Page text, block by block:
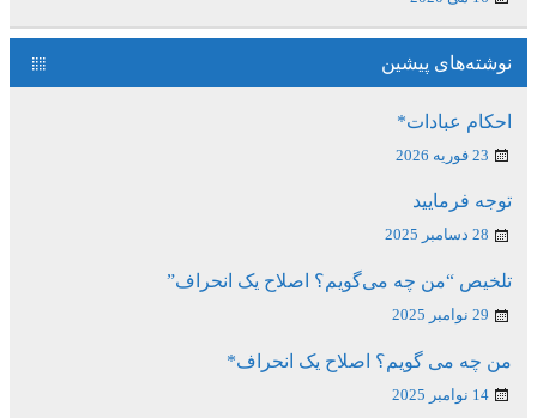
نوشته‌های پیشین
احکام عبادات*
23 فوریه 2026
توجه فرمایید
28 دسامبر 2025
تلخیص “من چه می‌گویم؟ اصلاح یک انحراف”
29 نوامبر 2025
من چه می گویم؟ اصلاح یک انحراف*
14 نوامبر 2025